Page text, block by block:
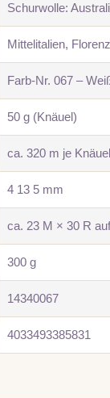
Schurwolle:
Mittelitalien, Florenz
Farb-Nr. 067 –
50 g (Knäuel)
ca. 320 m je Knäuel
4 13 5 mm
ca. 23 M × 30 R
300 g
14340067
4033493385831